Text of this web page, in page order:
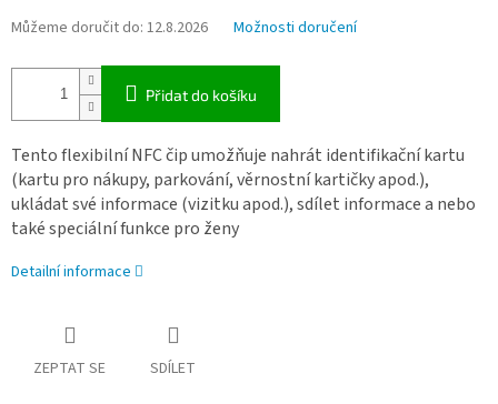
Můžeme doručit do: 12.8.2026 Možnosti doručení
Přidat do košíku
Tento flexibilní NFC čip umožňuje nahrát identifikační kartu
(kartu pro nákupy, parkování, věrnostní kartičky apod.),
ukládat své informace (vizitku apod.), sdílet informace a nebo
také speciální funkce pro ženy
Detailní informace
ZEPTAT SE SDÍLET